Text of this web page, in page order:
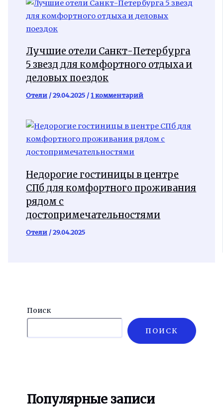
Лучшие отели Санкт-Петербурга
5 звезд для комфортного отдыха и
деловых поездок
Отели /29.04.2025 /1 комментарий
Недорогие гостиницы в центре
СПб для комфортного проживания
рядом с
достопримечательностями
Отели /29.04.2025
Поиск
ПОИСК
Популярные записи